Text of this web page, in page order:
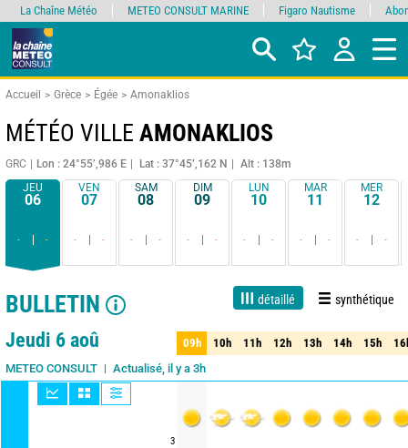
Accueil Grèce Égée Amonaklios
MÉTÉO VILLE AMONAKLIOS
GRC Lon : 24°55’,986 E Lat : 37°45’,162 N
Alt : 138m
JEU
06
- -
VEN
07
- -
SAM
08
- -
DIM
09
- -
LUN
10
- -
MAR
11
- -
MER
12
- -
BULLETIN détaillé synthétique
1 jour 3 jours 15 jours Fiabilité 90%
Jeudi 6 aoû
METEO CONSULT Actualisé, il y a 3h
3
09h 10h 11h 12h 13h 14h 15h
09h 10h 11h 12h 13h 14h 15h
La Chaîne Météo METEO CONSULT MARINE Figaro Nautisme